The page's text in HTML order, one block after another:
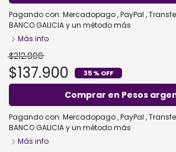
Pagando con: Mercadopago,PayPal ,
BANCO GALICIAy un método más
Más info
$212.800
$137.900 35 % OFF
Comprar en Pesos
Pagando con: Mercadopago,PayPal ,
BANCO GALICIAy un método más
Más info